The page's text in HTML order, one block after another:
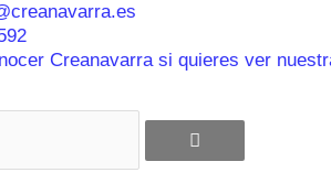
Creanavarra si quieres ver